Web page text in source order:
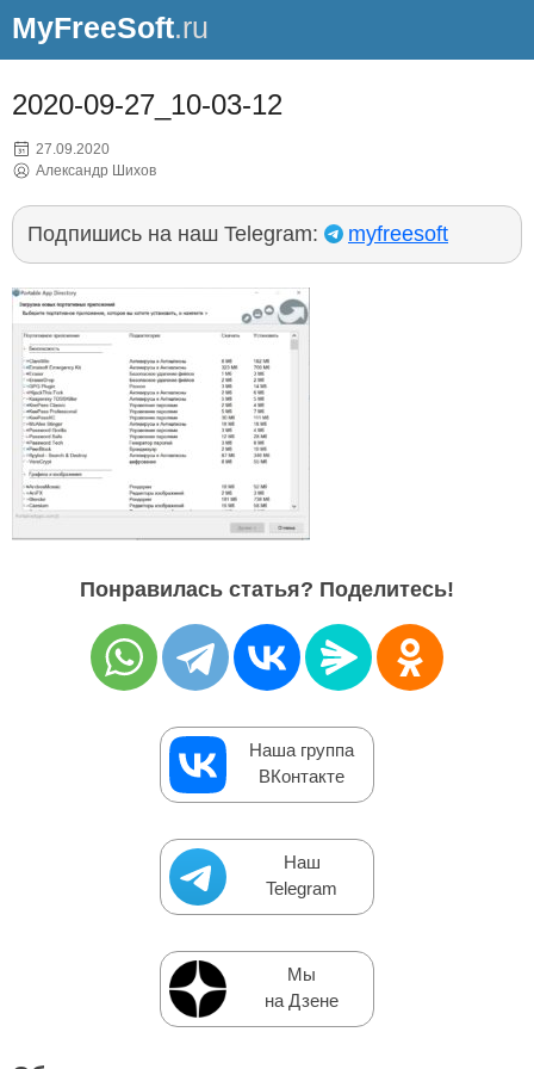
MyFreeSoft.ru
2020-09-27_10-03-12
27.09.2020
Александр Шихов
Подпишись на наш Telegram: myfreesoft
Понравилась статья? Поделитесь!
Наша группа
ВКонтакте
Наш
Telegram
Мы
на Дзене